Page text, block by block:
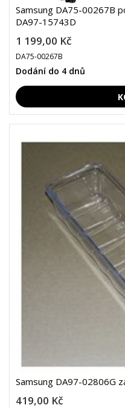
Samsung DA75-00267B
DA97-15743D
1 199,00 Kč
DA75-00267B
Dodání do 4 dnů
Samsung DA97-02806G
419,00 Kč